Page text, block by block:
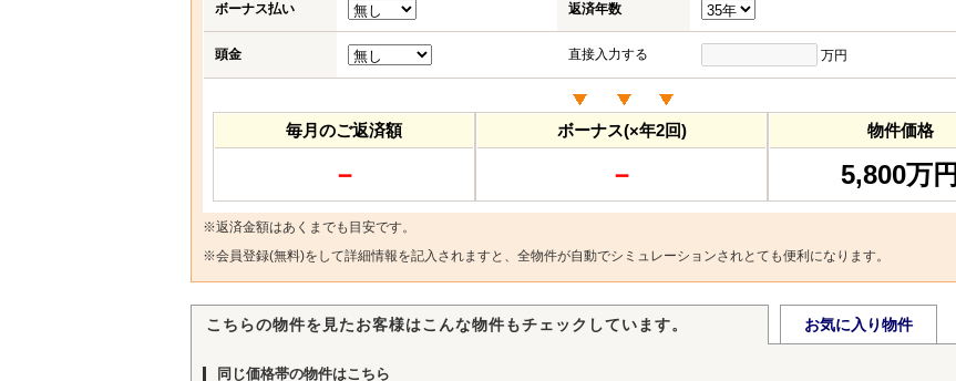
ボーナス払い 返済年数
頭金 直接入力する 万円
毎月のご返済額
－
ボーナス(×年2回)
－
物件価格
5,800万円
※返済金額はあくまでも目安です。
※会員登録(無料)をして詳細情報を記入されますと、全物件が自動でシミュレーションされとても便利になります。
こちらの物件を見たお客様はこんな物件もチェックしています。 お気に入り物件
同じ価格帯の物件はこちら